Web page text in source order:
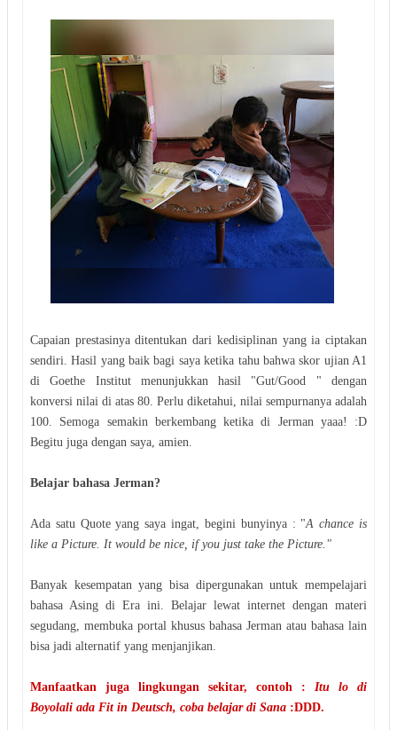
Capaian prestasinya ditentukan dari kedisiplinan yang ia ciptakan
sendiri. Hasil yang baik bagi saya ketika tahu bahwa skor ujian A1
di Goethe Institut menunjukkan hasil "Gut/Good " dengan
konversi nilai di atas 80. Perlu diketahui, nilai sempurnanya adalah
100. Semoga semakin berkembang ketika di Jerman yaaa! :D
Begitu juga dengan saya, amien.
Belajar bahasa Jerman?
Ada satu Quote yang saya ingat, begini bunyinya : "A chance is
like a Picture. It would be nice, if you just take the Picture."
Banyak kesempatan yang bisa dipergunakan untuk mempelajari
bahasa Asing di Era ini. Belajar lewat internet dengan materi
segudang, membuka portal khusus bahasa Jerman atau bahasa lain
bisa jadi alternatif yang menjanjikan.
Manfaatkan juga lingkungan sekitar, contoh : Itu lo di
Boyolali ada Fit in Deutsch, coba belajar di Sana :DDD.